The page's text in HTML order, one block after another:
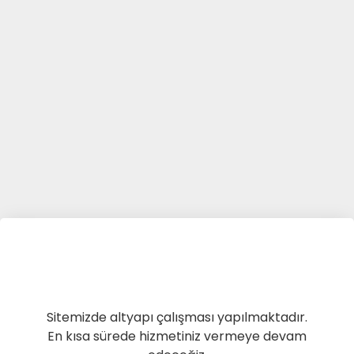
Sitemizde altyapı çalışması yapılmaktadır.
En kısa sürede hizmetiniz vermeye devam